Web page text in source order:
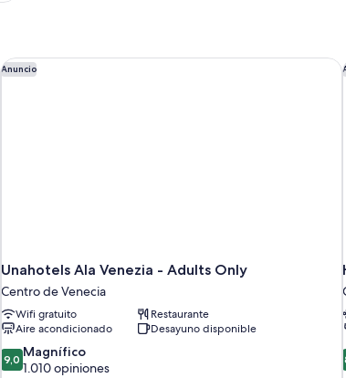
Anuncio
Unahotels Ala Venezia - Adults Only
Centro de Venecia
Wifi gratuito
Restaurante
Aire acondicionado
Desayuno disponible
9.0
de
9,0 Magnífico
1.010 opiniones
Unahotels Ala Venezia - Adults Only